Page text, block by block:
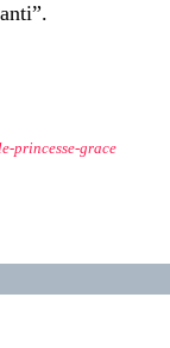
princesse-grace